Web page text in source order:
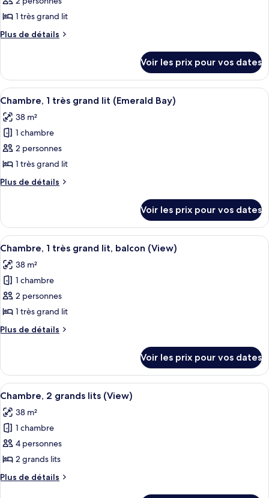
lits,
balcon
ce
type
de
Chambre,
très
grand
lit,
balcon
(View)
1 très grand lit
Plus de détails
Plus
le
type
de
Chambre,
grand
lit,
(View)
Voir les prix pour vos dates
Afficher
toutes
les
photos
pour
ce
type
de
Chambre,
très
grand
lit
(Emerald
Bay)
Une chambre d’hôtel avec un grand
5
Chambre, 1 très grand lit (Emerald Bay)
38 m²
1 chambre
2 personnes
1 très grand lit
Plus de détails
Plus
le
type
de
Chambre,
grand
lit
Bay)
Voir les prix pour vos dates
Afficher
toutes
les
photos
pour
ce
type
de
Chambre,
très
grand
lit,
balcon
(View)
Une chambre d’hôtel avec un grand
4
Chambre, 1 très grand lit, balcon (View)
38 m²
1 chambre
2 personnes
1 très grand lit
Plus de détails
Plus
le
type
de
Chambre,
grand
lit,
(View)
Voir les prix pour vos dates
Afficher
toutes
les
photos
pour
ce
type
de
Une chambre d’hôtel avec deux
5
Chambre, 2 grands lits (View)
38 m²
1 chambre
4 personnes
2 grands lits
Plus de détails
Plus